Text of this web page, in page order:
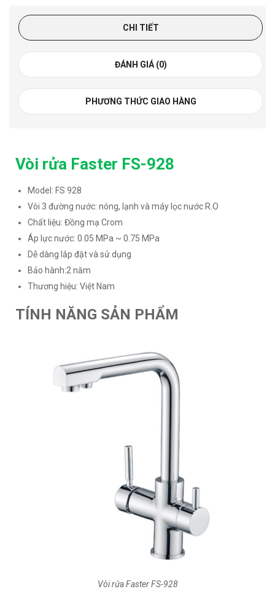
CHI TIẾT
ĐÁNH GIÁ (0)
PHƯƠNG THỨC GIAO HÀNG
Vòi rửa Faster FS-928
Model: FS 928
Vòi 3 đường nước: nóng, lạnh và máy lọc nước R.O
Chất liệu: Đồng mạ Crom
Áp lực nước: 0.05 MPa ~ 0.75 MPa
Dễ dàng lắp đặt và sử dụng
Bảo hành:2 năm
Thương hiệu: Việt Nam
TÍNH NĂNG SẢN PHẨM
Vòi rửa Faster FS-928